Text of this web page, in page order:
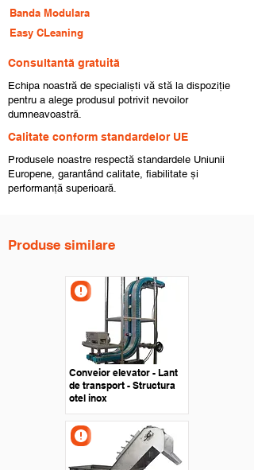
Banda Modulara
Easy CLeaning
Consultantă gratuită
Echipa noastră de specialiști vă stă la dispoziție
pentru a alege produsul potrivit nevoilor
dumneavoastră.
Calitate conform standardelor UE
Produsele noastre respectă standardele Uniunii
Europene, garantând calitate, fiabilitate și
performanță superioară.
Produse similare
Conveior elevator - Lant
de transport - Structura
otel inox